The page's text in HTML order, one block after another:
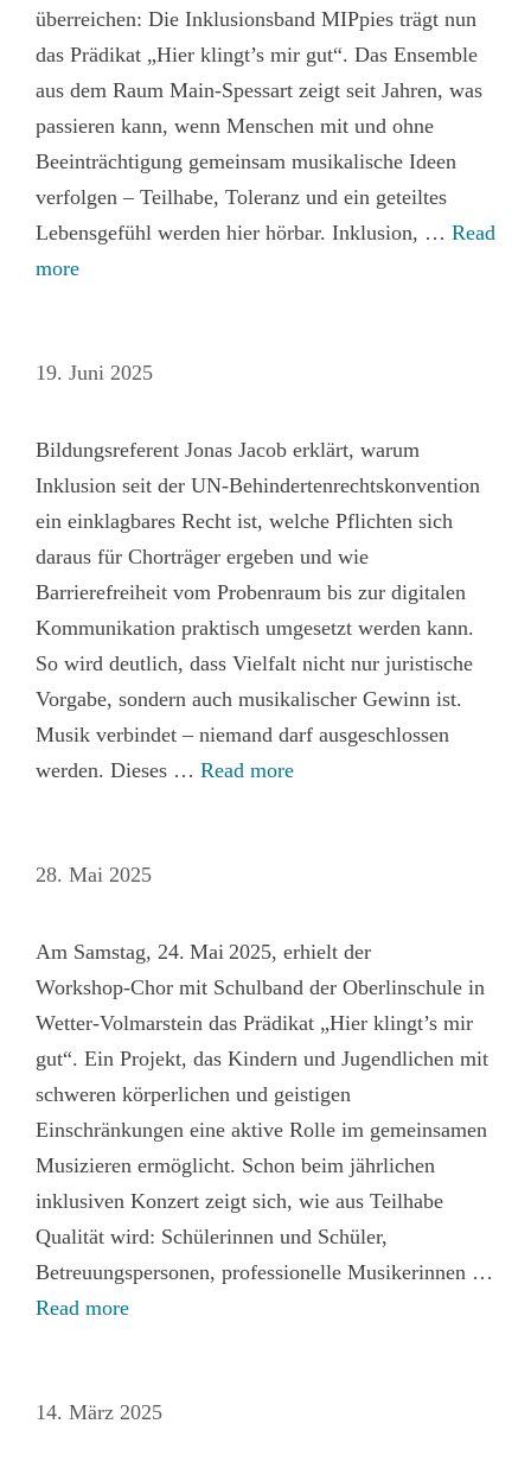
überreichen: Die Inklusionsband MIPpies trägt nun
das Prädikat „Hier klingt’s mir gut“. Das Ensemble
aus dem Raum Main‑Spessart zeigt seit Jahren, was
passieren kann, wenn Menschen mit und ohne
Beeinträchtigung gemeinsam musikalische Ideen
verfolgen – Teilhabe, Toleranz und ein geteiltes
Lebensgefühl werden hier hörbar. Inklusion, … Read
more
19. Juni 2025
Bildungsreferent Jonas Jacob erklärt, warum
Inklusion seit der UN‑Behindertenrechtskonvention
ein einklagbares Recht ist, welche Pflichten sich
daraus für Chorträger ergeben und wie
Barrierefreiheit vom Probenraum bis zur digitalen
Kommunikation praktisch umgesetzt werden kann.
So wird deutlich, dass Vielfalt nicht nur juristische
Vorgabe, sondern auch musikalischer Gewinn ist.
Musik verbindet – niemand darf ausgeschlossen
werden. Dieses … Read more
28. Mai 2025
Am Samstag, 24. Mai 2025, erhielt der
Workshop‑Chor mit Schulband der Oberlinschule in
Wetter‑Volmarstein das Prädikat „Hier klingt’s mir
gut“. Ein Projekt, das Kindern und Jugendlichen mit
schweren körperlichen und geistigen
Einschränkungen eine aktive Rolle im gemeinsamen
Musizieren ermöglicht. Schon beim jährlichen
inklusiven Konzert zeigt sich, wie aus Teilhabe
Qualität wird: Schülerinnen und Schüler,
Betreuungspersonen, professionelle Musikerinnen …
Read more
14. März 2025